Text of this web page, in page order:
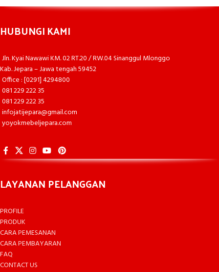
HUBUNGI KAMI
Jln. Kyai Nawawi KM. 02 RT.20 / RW.04 Sinanggul Mlonggo
Kab. Jepara – Jawa tengah 59452
Office : [0291] 4294800
081 229 222 35
081 229 222 35
infojatijepara@gmail.com
yoyokmebeljepara.com
LAYANAN PELANGGAN
PROFILE
PRODUK
CARA PEMESANAN
CARA PEMBAYARAN
FAQ
CONTACT US